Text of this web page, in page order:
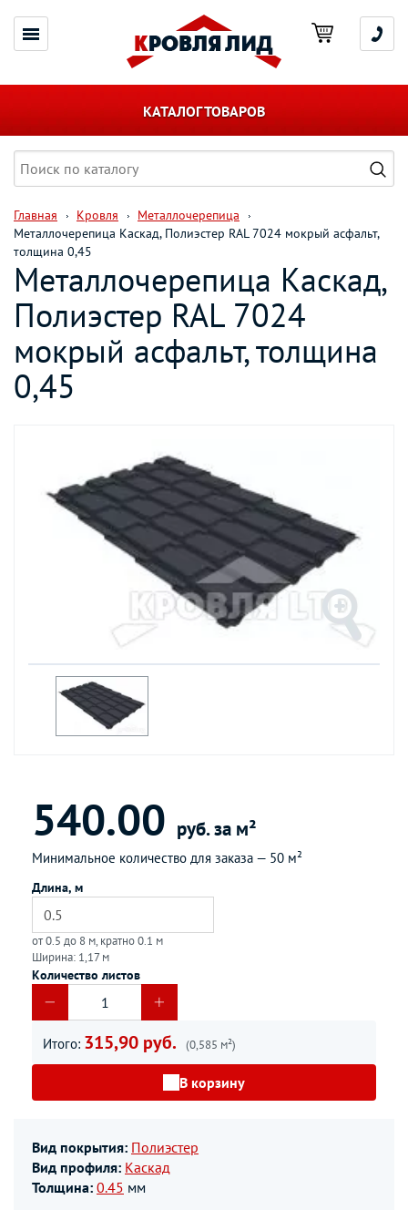
КАТАЛОГ ТОВАРОВ
Главная Кровля
Металлочерепица
Металлочерепица Каскад, Полиэстер RAL 7024 мокрый асфальт,
толщина 0,45
Металлочерепица Каскад,
Полиэстер RAL 7024
мокрый асфальт, толщина
0,45
540.00 руб. за м²
Минимальное количество для заказа — 50 м²
Длина, м
от 0.5 до 8 м, кратно 0.1 м
Ширина: 1,17 м
Количество листов
Итого: 315,90 руб. (0,585 м²)
В корзину
Вид покрытия: Полиэстер
Вид профиля: Каскад
Толщина: 0.45 мм